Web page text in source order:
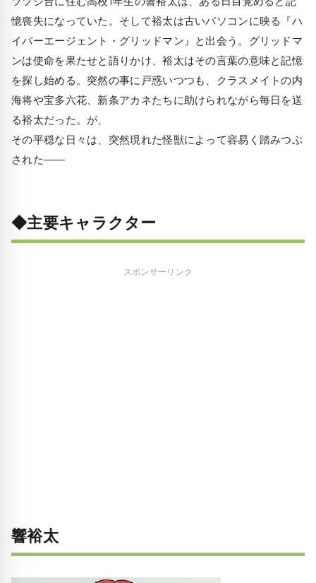
憶喪失になっていた。そして裕太は古いパソコンに映る『ハ
イパーエージェント・グリッドマン』と出会う。グリッドマ
ンは使命を果たせと語りかけ、裕太はその言葉の意味と記憶
を探し始める。突然の事に戸惑いつつも、クラスメイトの内
海将や宝多六花、新条アカネたちに助けられながら毎日を送
る裕太だった。が、
その平穏な日々は、突然現れた怪獣によって容易く踏みつぶ
された――
◆主要キャラクター
スポンサーリンク
響裕太